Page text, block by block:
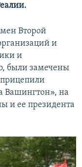
Второй
и
и
были замечены
Вашингтон», на
и ее президента